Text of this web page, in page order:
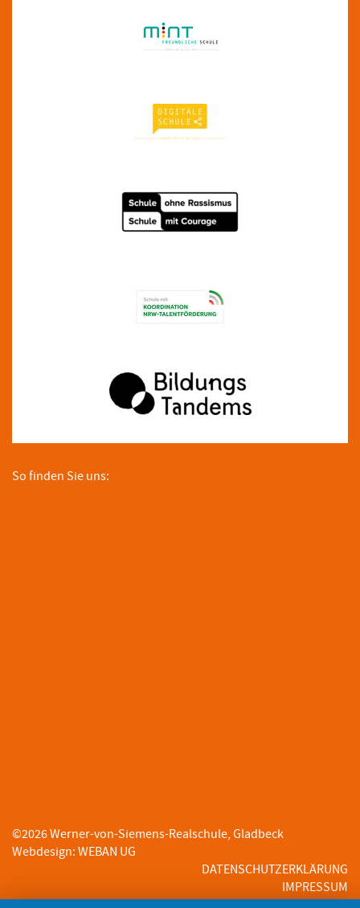
So finden Sie uns:
©2026Werner-von-Siemens-Realschule, Gladbeck
Webdesign: WEBAN UG
DATENSCHUTZERKLÄRUNG
IMPRESSUM